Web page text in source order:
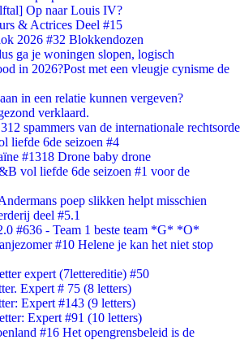
Op naar Louis IV?
& Actrices Deel #15
2026 #32 Blokkendozen
ga je woningen slopen, logisch
in 2026?Post met een vleugje cynisme de
in een relatie kunnen vergeven?
verklaard.
spammers van de internationale rechtsorde
liefde 6de seizoen #4
#1318 Drone baby drone
vol liefde 6de seizoen #1 voor de
poep slikken helpt misschien
deel #5.1
#636 - Team 1 beste team *G* *O*
#10 Helene je kan het niet stop
expert (7lettereditie) #50
Expert # 75 (8 letters)
Expert #143 (9 letters)
Expert #91 (10 letters)
#16 Het opengrensbeleid is de